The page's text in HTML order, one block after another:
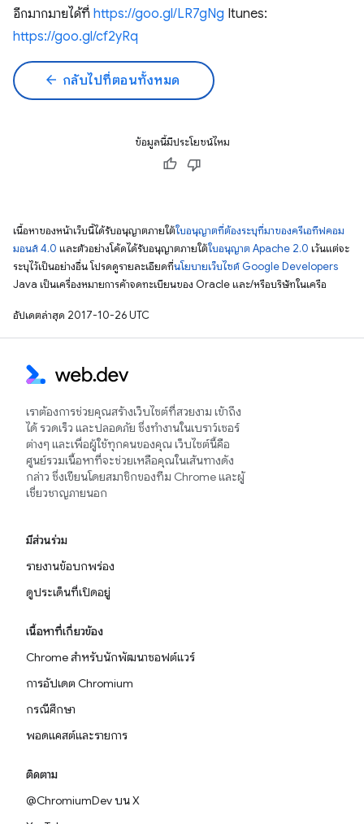
อีกมากมายได้ที่ https://goo.gl/LR7gNg Itunes:
https://goo.gl/cf2yRq
arrow_back กลับไปที่ตอนทั้งหมด
ข้อมูลนี้มีประโยชน์ไหม
เนื้อหาของหน้าเว็บนี้ได้รับอนุญาตภายใต้ใบอนุญาตที่ต้องระบุที่มาของครีเอทีฟคอม
มอนส์ 4.0 และตัวอย่างโค้ดได้รับอนุญาตภายใต้ใบอนุญาต Apache 2.0 เว้นแต่จะ
ระบุไว้เป็นอย่างอื่น โปรดดูรายละเอียดที่นโยบายเว็บไซต์ Google Developers
Java เป็นเครื่องหมายการค้าจดทะเบียนของ Oracle และ/หรือบริษัทในเครือ
อัปเดตล่าสุด 2017-10-26 UTC
เราต้องการช่วยคุณสร้างเว็บไซต์ที่สวยงาม เข้าถึง
ได้ รวดเร็ว และปลอดภัย ซึ่งทำงานในเบราว์เซอร์
ต่างๆ และเพื่อผู้ใช้ทุกคนของคุณ เว็บไซต์นี้คือ
ศูนย์รวมเนื้อหาที่จะช่วยเหลือคุณในเส้นทางดัง
กล่าว ซึ่งเขียนโดยสมาชิกของทีม Chrome และผู้
เชี่ยวชาญภายนอก
มีส่วนร่วม
รายงานข้อบกพร่อง
ดูประเด็นที่เปิดอยู่
เนื้อหาที่เกี่ยวข้อง
Chrome สำหรับนักพัฒนาซอฟต์แวร์
การอัปเดต Chromium
กรณีศึกษา
พอดแคสต์และรายการ
ติดตาม
@ChromiumDev บน X